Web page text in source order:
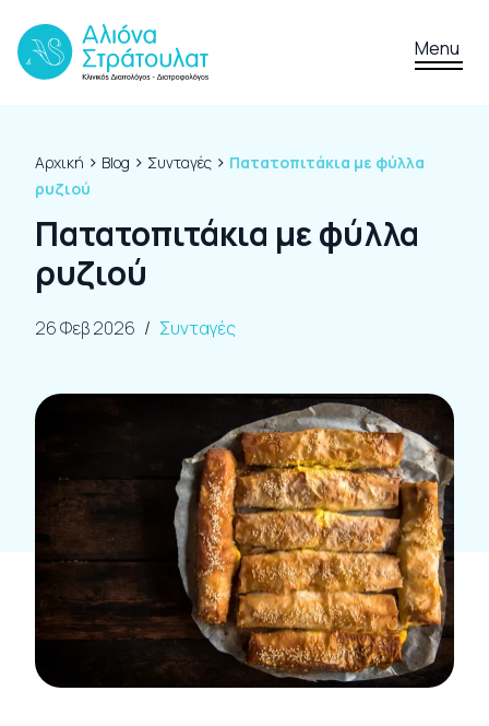
Menu
Αρχική › Blog › Συνταγές › Πατατοπιτάκια με φύλλα
ρυζιού
Πατατοπιτάκια με φύλλα
ρυζιού
26 Φεβ 2026 / Συνταγές